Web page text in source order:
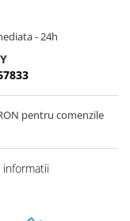
- 24h
pentru comenzile